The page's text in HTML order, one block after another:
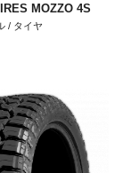
MOZZO 4S
/ タイヤ